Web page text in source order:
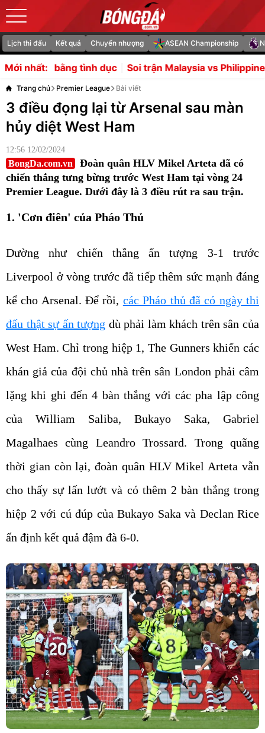
Lịch thi đấu Kết quả Chuyển nhượng ASEAN Championship
Mới nhất:
dục Soi trận Malaysia vs Philippines: Chủ nhà giật vé
Trang chủ Premier League Bài viết
3 điều đọng lại từ Arsenal sau màn
hủy diệt West Ham
12:56 12/02/2024
BongDa.com.vn
Đoàn quân HLV Mikel Arteta đã có
chiến thắng tưng bừng trước West Ham tại vòng 24
Premier League. Dưới đây là 3 điều rút ra sau trận.
1. 'Cơn điên' của Pháo Thủ
Dường như chiến thắng ấn tượng 3-1 trước
Liverpool ở vòng trước đã tiếp thêm sức mạnh đáng
kể cho Arsenal. Để rồi, các Pháo thủ đã có ngày thi
đấu thật sự ấn tượng dù phải làm khách trên sân của
West Ham. Chỉ trong hiệp 1, The Gunners khiến các
khán giả của đội chủ nhà trên sân London phải câm
lặng khi ghi đến 4 bàn thắng với các pha lập công
của William Saliba, Bukayo Saka, Gabriel
Magalhaes cùng Leandro Trossard. Trong quãng
thời gian còn lại, đoàn quân HLV Mikel Arteta vẫn
cho thấy sự lấn lướt và có thêm 2 bàn thắng trong
hiệp 2 với cú đúp của Bukayo Saka và Declan Rice
ấn định kết quả đậm đà 6-0.